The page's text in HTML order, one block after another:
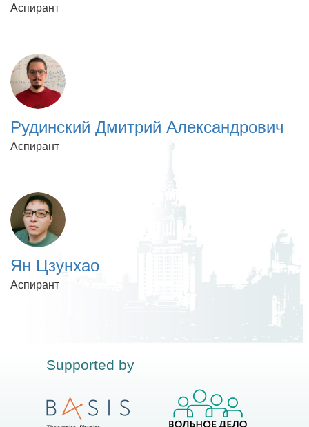
Аспирант
Рудинский Дмитрий Александрович
Аспирант
Ян Цзунхао
Аспирант
Supported by